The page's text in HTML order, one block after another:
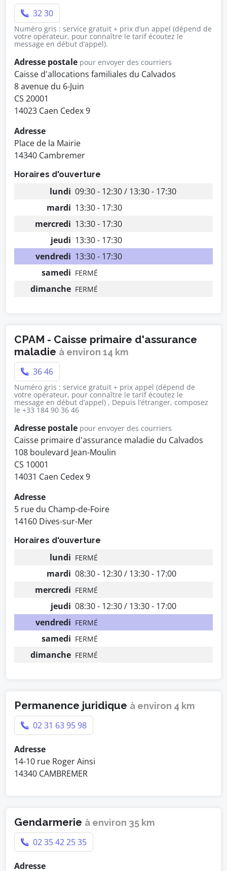
32 30
Numéro gris : service gratuit + prix d’un appel (dépend de
votre opérateur, pour connaître le tarif écoutez le
message en début d’appel).
Adresse postale pour envoyer des courriers
Caisse d'allocations familiales du Calvados
8 avenue du 6-Juin
CS 20001
14023 Caen Cedex 9
Adresse
Place de la Mairie
14340 Cambremer
Horaires d'ouverture
lundi 09:30 - 12:30 / 13:30 - 17:30
mardi 13:30 - 17:30
mercredi 13:30 - 17:30
jeudi 13:30 - 17:30
vendredi 13:30 - 17:30
samedi FERMÉ
dimanche FERMÉ
CPAM - Caisse primaire d'assurance
maladie à environ 14 km
36 46
Numéro gris : service gratuit + prix appel (dépend de
votre opérateur, pour connaître le tarif écoutez le
message en début d’appel) , Depuis l’étranger, composez
le +33 184 90 36 46
Adresse postale pour envoyer des courriers
Caisse primaire d'assurance maladie du Calvados
108 boulevard Jean-Moulin
CS 10001
14031 Caen Cedex 9
Adresse
5 rue du Champ-de-Foire
14160 Dives-sur-Mer
Horaires d'ouverture
lundi FERMÉ
mardi 08:30 - 12:30 / 13:30 - 17:00
mercredi FERMÉ
jeudi 08:30 - 12:30 / 13:30 - 17:00
vendredi FERMÉ
samedi FERMÉ
dimanche FERMÉ
Permanence juridique à environ 4 km
02 31 63 95 98
Adresse
14-10 rue Roger Ainsi
14340 CAMBREMER
Gendarmerie à environ 35 km
02 35 42 25 35
Adresse